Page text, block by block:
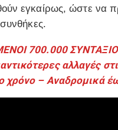
εγκαίρως, ώστε να
700.000
αλλαγές
χρόνο – Αναδρομικά